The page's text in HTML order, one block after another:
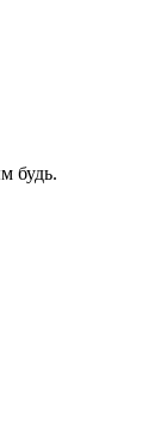
будь.